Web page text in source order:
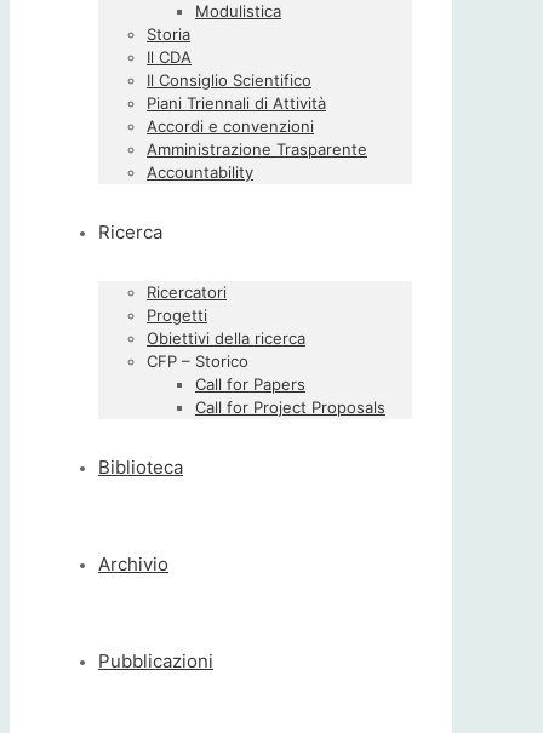
Modulistica
Storia
Il CDA
Il Consiglio Scientifico
Piani Triennali di Attività
Accordi e convenzioni
Amministrazione Trasparente
Accountability
Ricerca
Ricercatori
Progetti
Obiettivi della ricerca
CFP – Storico
Call for Papers
Call for Project Proposals
Biblioteca
Archivio
Pubblicazioni